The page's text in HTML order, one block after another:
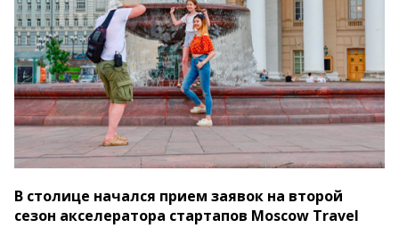
В столице начался прием заявок на второй
сезон акселератора стартапов Moscow Travel